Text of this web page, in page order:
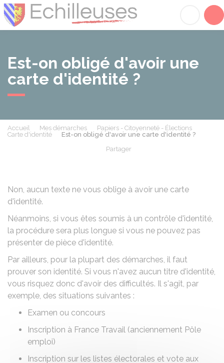
Est-on obligé d'avoir une
carte d'identité ?
Accueil Mes démarches
Papiers - Citoyenneté - Élections
Carte d'identité
Est-on obligé d'avoir une carte d'identité ?
Partager
Non, aucun texte ne vous oblige à avoir une carte
d'identité.
Néanmoins, si vous êtes soumis à un contrôle d'identité,
la procédure sera plus longue si vous ne pouvez pas
présenter de pièce d'identité.
Par ailleurs, pour la plupart des démarches, il faut
prouver son identité. Si vous n'avez aucun titre d'identité,
vous risquez donc d'avoir des difficultés. Il s'agit, par
exemple, des situations suivantes :
Examen ou concours
Inscription à France Travail (anciennement Pôle
emploi)
Inscription sur les listes électorales et vote aux